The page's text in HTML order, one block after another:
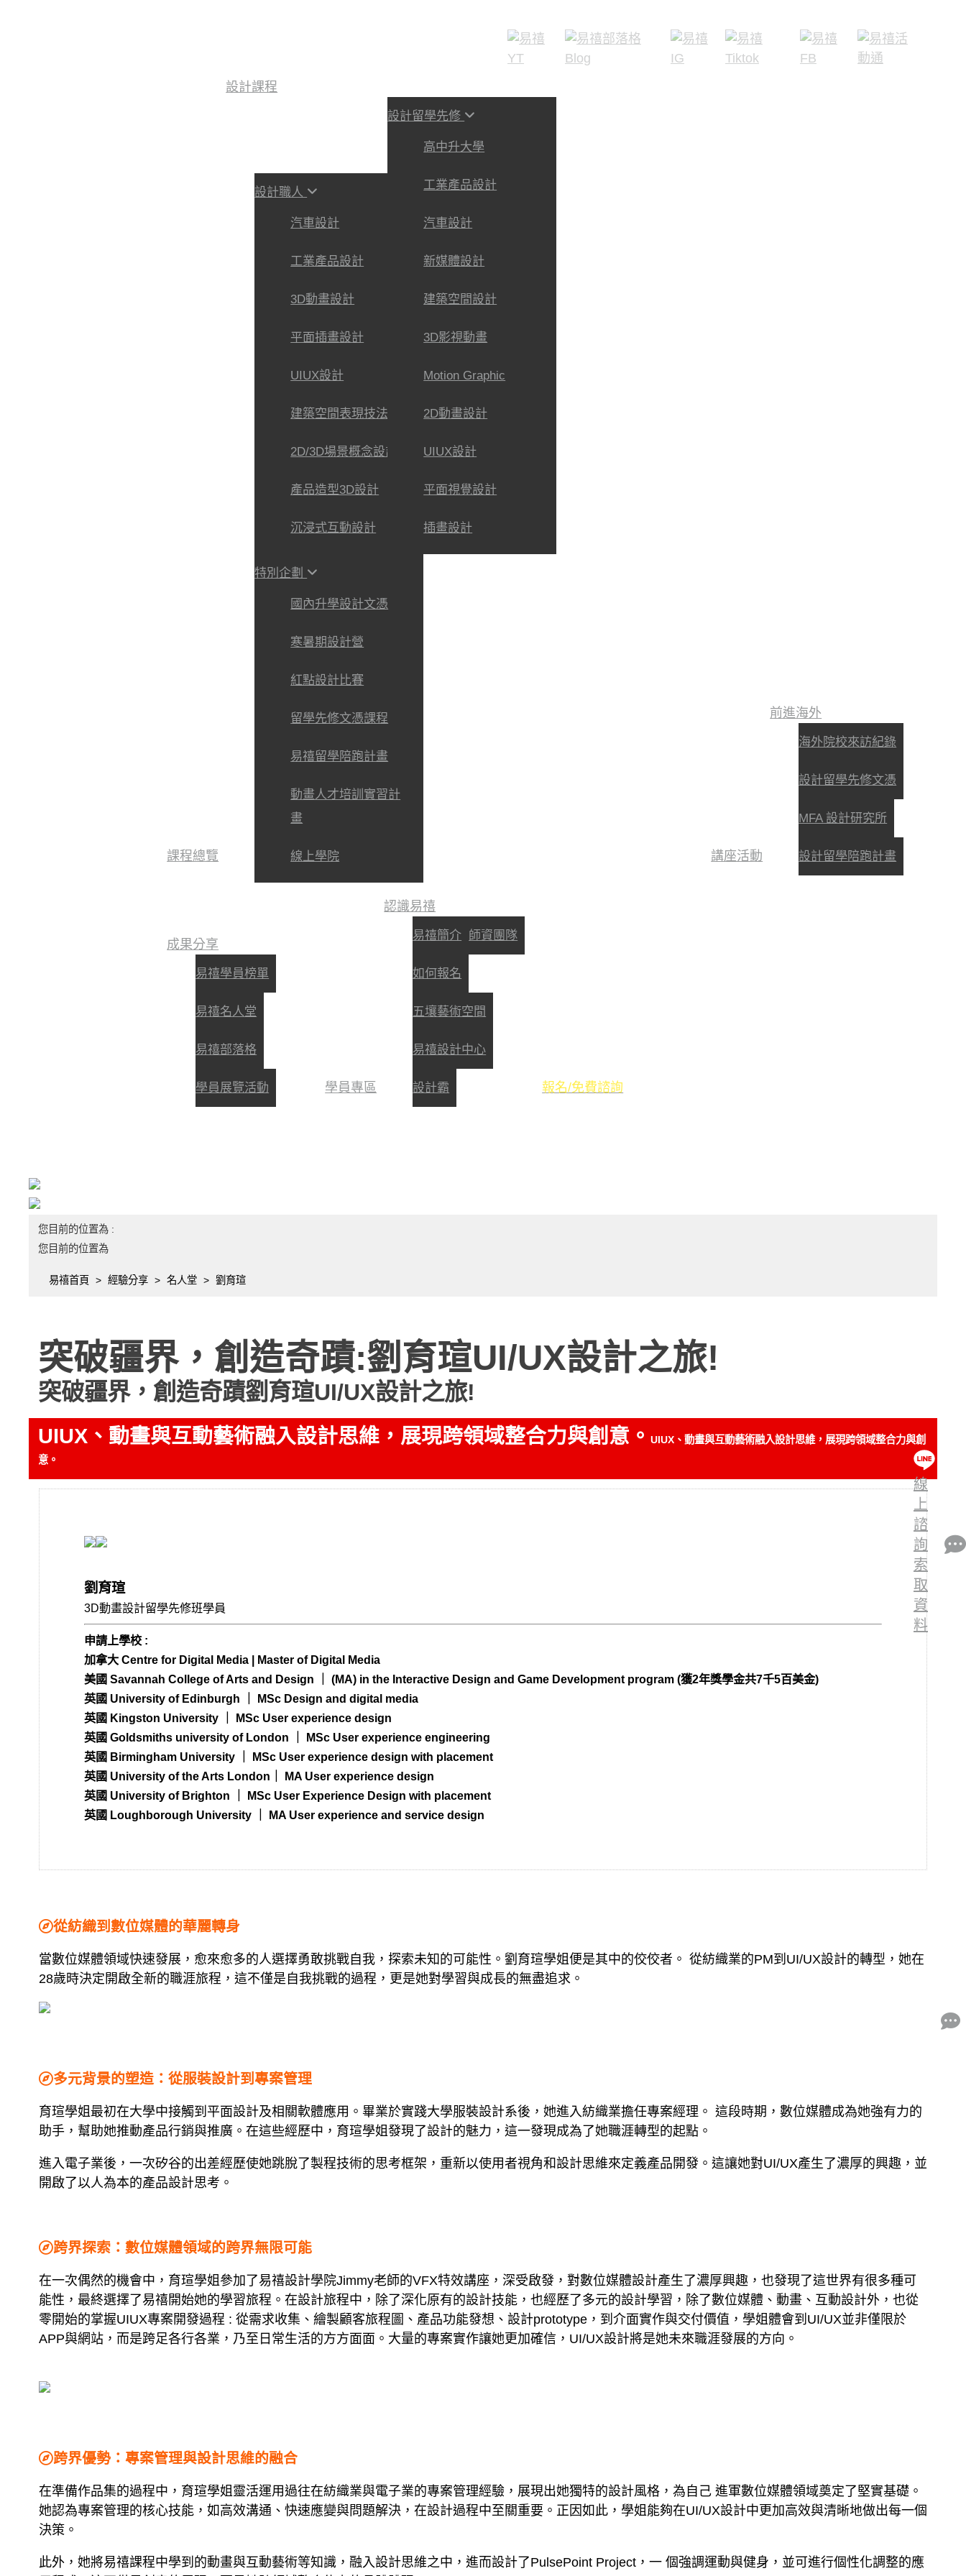
課程總覽
設計課程
設計職人
汽車設計
工業產品設計
3D動畫設計
平面插畫設計
UIUX設計
建築空間表現技法
2D/3D場景概念設計
產品造型3D設計
沉浸式互動設計
設計留學先修
高中升大學
工業產品設計
汽車設計
新媒體設計
建築空間設計
3D影視動畫
Motion Graphic
2D動畫設計
UIUX設計
平面視覺設計
插畫設計
特別企劃
國內升學設計文憑
寒暑期設計營
紅點設計比賽
留學先修文憑課程
易禧留學陪跑計畫
動畫人才培訓實習計
畫
線上學院 講座活動
前進海外
海外院校來訪紀錄
設計留學先修文憑
MFA 設計研究所
設計留學陪跑計畫
成果分享
易禧學員榜單
易禧名人堂
易禧部落格
學員展覽活動 學員專區
認識易禧
易禧簡介 師資團隊
如何報名
五壤藝術空間
易禧設計中心
設計霸 報名/免費諮詢
您目前的位置為 :
您目前的位置為
易禧首頁 經驗分享 名人堂 劉育瑄
突破疆界，創造奇蹟:劉育瑄UI/UX設計之旅!
突破疆界，創造奇蹟劉育瑄UI/UX設計之旅!
UIUX、動畫與互動藝術融入設計思維，展現跨領域整合力與創意。 UIUX、動畫與互動藝術融入設計思維，展現跨領域整合力與創
意。
劉育瑄
3D動畫設計留學先修班學員
申請上學校 :
加拿大 Centre for Digital Media | Master of Digital Media
美國 Savannah College of Arts and Design ｜ (MA) in the Interactive Design and Game Development program (獲2年獎學金共7千5百美金)
英國 University of Edinburgh ｜ MSc Design and digital media
英國 Kingston University ｜ MSc User experience design
英國 Goldsmiths university of London ｜ MSc User experience engineering
英國 Birmingham University ｜ MSc User experience design with placement
英國 University of the Arts London｜ MA User experience design
英國 University of Brighton ｜ MSc User Experience Design with placement
英國 Loughborough University ｜ MA User experience and service design
從紡織到數位媒體的華麗轉身
當數位媒體領域快速發展，愈來愈多的人選擇勇敢挑戰自我，探索未知的可能性。劉育瑄學姐便是其中的佼佼者。 從紡織業的PM到UI/UX設計的轉型，她在
28歲時決定開啟全新的職涯旅程，這不僅是自我挑戰的過程，更是她對學習與成長的無盡追求。
多元背景的塑造：從服裝設計到專案管理
育瑄學姐最初在大學中接觸到平面設計及相關軟體應用。畢業於實踐大學服裝設計系後，她進入紡織業擔任專案經理。 這段時期，數位媒體成為她強有力的
助手，幫助她推動產品行銷與推廣。在這些經歷中，育瑄學姐發現了設計的魅力，這一發現成為了她職涯轉型的起點。
進入電子業後，一次矽谷的出差經歷使她跳脫了製程技術的思考框架，重新以使用者視角和設計思維來定義產品開發。這讓她對UI/UX產生了濃厚的興趣，並
開啟了以人為本的產品設計思考。
跨界探索：數位媒體領域的跨界無限可能
在一次偶然的機會中，育瑄學姐參加了易禧設計學院Jimmy老師的VFX特效講座，深受啟發，對數位媒體設計產生了濃厚興趣，也發現了這世界有很多種可
能性，最終選擇了易禧開始她的學習旅程。在設計旅程中，除了深化原有的設計技能，也經歷了多元的設計學習，除了數位媒體、動畫、互動設計外，也從
零開始的掌握UIUX專案開發過程 : 從需求收集、繪製顧客旅程圖、產品功能發想、設計prototype，到介面實作與交付價值，學姐體會到UI/UX並非僅限於
APP與網站，而是跨足各行各業，乃至日常生活的方方面面。大量的專案實作讓她更加確信，UI/UX設計將是她未來職涯發展的方向。
跨界優勢：專案管理與設計思維的融合
在準備作品集的過程中，育瑄學姐靈活運用過往在紡織業與電子業的專案管理經驗，展現出她獨特的設計風格，為自己 進軍數位媒體領域奠定了堅實基礎。
她認為專案管理的核心技能，如高效溝通、快速應變與問題解決，在設計過程中至關重要。正因如此，學姐能夠在UI/UX設計中更加高效與清晰地做出每一個
決策。
此外，她將易禧課程中學到的動畫與互動藝術等知識，融入設計思維之中，進而設計了PulsePoint Project，一 個強調運動與健身，並可進行個性化調整的應
線
上
諮
詢
索
取
資
料